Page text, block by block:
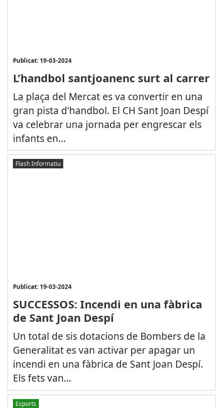
Publicat: 19-03-2024
L’handbol santjoanenc surt al carrer
La plaça del Mercat es va convertir en una
gran pista d'handbol. El CH Sant Joan Despí
va celebrar una jornada per engrescar els
infants en...
Flash Informatiu
Publicat: 19-03-2024
SUCCESSOS: Incendi en una fàbrica
de Sant Joan Despí
Un total de sis dotacions de Bombers de la
Generalitat es van activar per apagar un
incendi en una fàbrica de Sant Joan Despí.
Els fets van...
Esports